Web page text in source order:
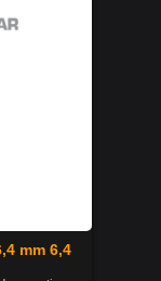
mm 6,4